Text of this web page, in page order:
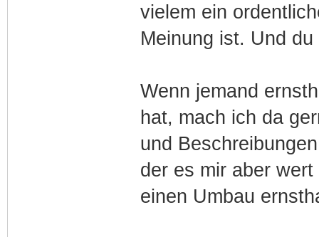
vielem ein
Meinung ist. Und
Wenn jemand
hat, mach ich da
und
der es mir aber
einen Umbau